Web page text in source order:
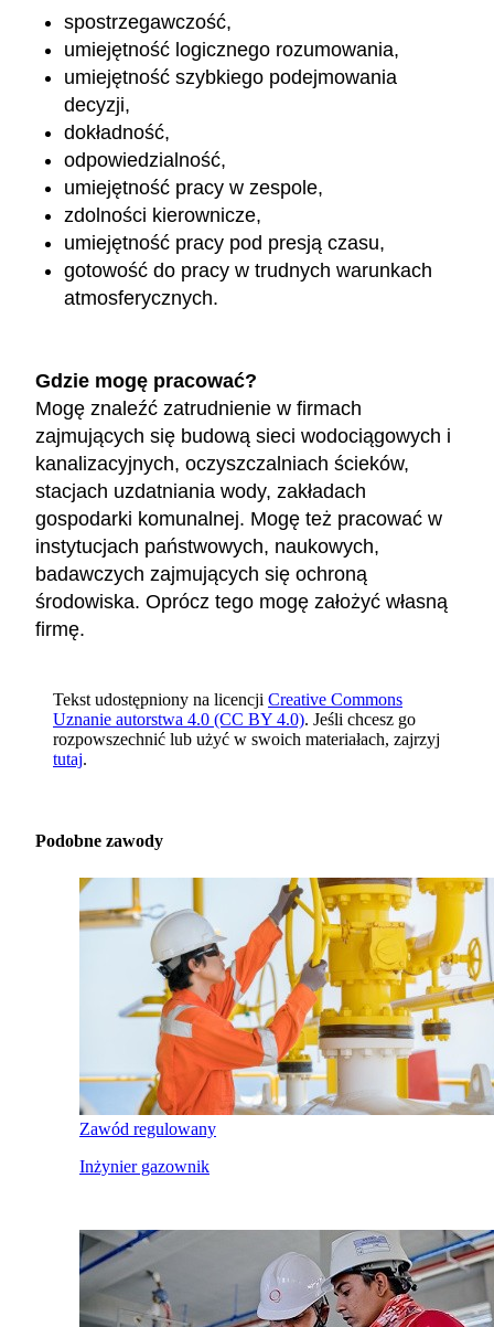
spostrzegawczość,
umiejętność logicznego rozumowania,
umiejętność szybkiego podejmowania
decyzji,
dokładność,
odpowiedzialność,
umiejętność pracy w zespole,
zdolności kierownicze,
umiejętność pracy pod presją czasu,
gotowość do pracy w trudnych warunkach
atmosferycznych.
Gdzie mogę pracować?
Mogę znaleźć zatrudnienie w firmach
zajmujących się budową sieci wodociągowych i
kanalizacyjnych, oczyszczalniach ścieków,
stacjach uzdatniania wody, zakładach
gospodarki komunalnej. Mogę też pracować w
instytucjach państwowych, naukowych,
badawczych zajmujących się ochroną
środowiska. Oprócz tego mogę założyć własną
firmę.
Tekst udostępniony na licencji Creative Commons
Uznanie autorstwa 4.0 (CC BY 4.0). Jeśli chcesz go
rozpowszechnić lub użyć w swoich materiałach, zajrzyj
tutaj.
Podobne zawody
Zawód regulowany
Inżynier gazownik